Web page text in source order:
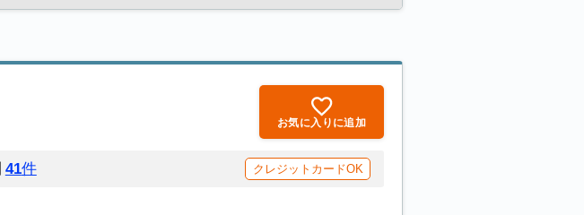
お気に入りに追加
41件 クレジットカードOK